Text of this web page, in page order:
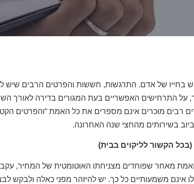
בחייו של אדם. התרגשות, חששות והפרטים הרבים שיש
על התרחישים האפשריים בעת המגורים בדירה לאורך
רבים מוכרים אינם מספרים את כל האמת “והפרטים
בשירותים מהחצי שנה האחרונה.
הקשור לליקוים בבית)
מאחר שפוחדים מצניחתו האוטומטית של המחיר,
אינם משמעותיים כל כך. יש להיזהר מפני כאלה ולבקש